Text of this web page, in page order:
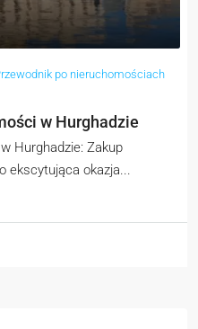
po nieruchomościach
w Hurghadzie
Hurghadzie: Zakup
ekscytująca okazja...